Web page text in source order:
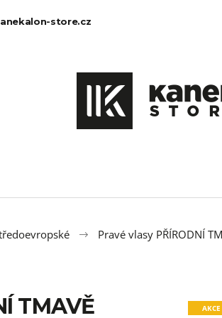
store.cz
Pravé vlasy PŘÍRODNÍ
TMAVĚ
AKCE
Co potřebujete najít?
100% EZ KANEKALON 1